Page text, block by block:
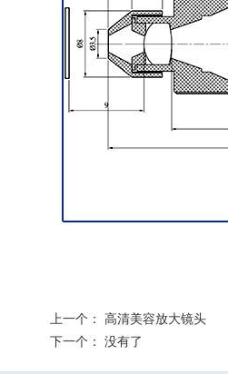
上一个： 高清美容放大镜头
下一个： 没有了